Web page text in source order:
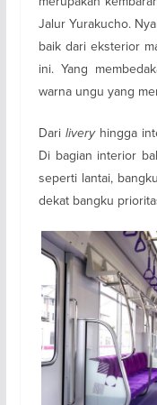
Jalur Yurakucho.
baik dari eksterior
ini. Yang
warna ungu yang
Dari liveryhingga
Di bagian interior
seperti lantai,
dekat bangku